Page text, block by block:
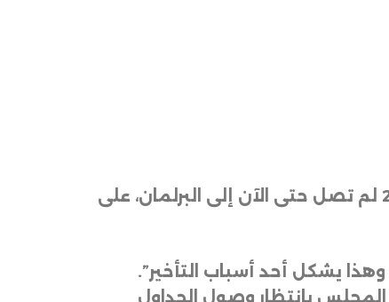
أكد عضو اللجنة القانونية في مجلس النواب، النائب يحيى المحمدي، أن جداول موازنة 2025 لم تصل حتى الآن إلى البرلمان، على
يشكل أحد أسباب التأخير”.
بانتظار وصول الجداول